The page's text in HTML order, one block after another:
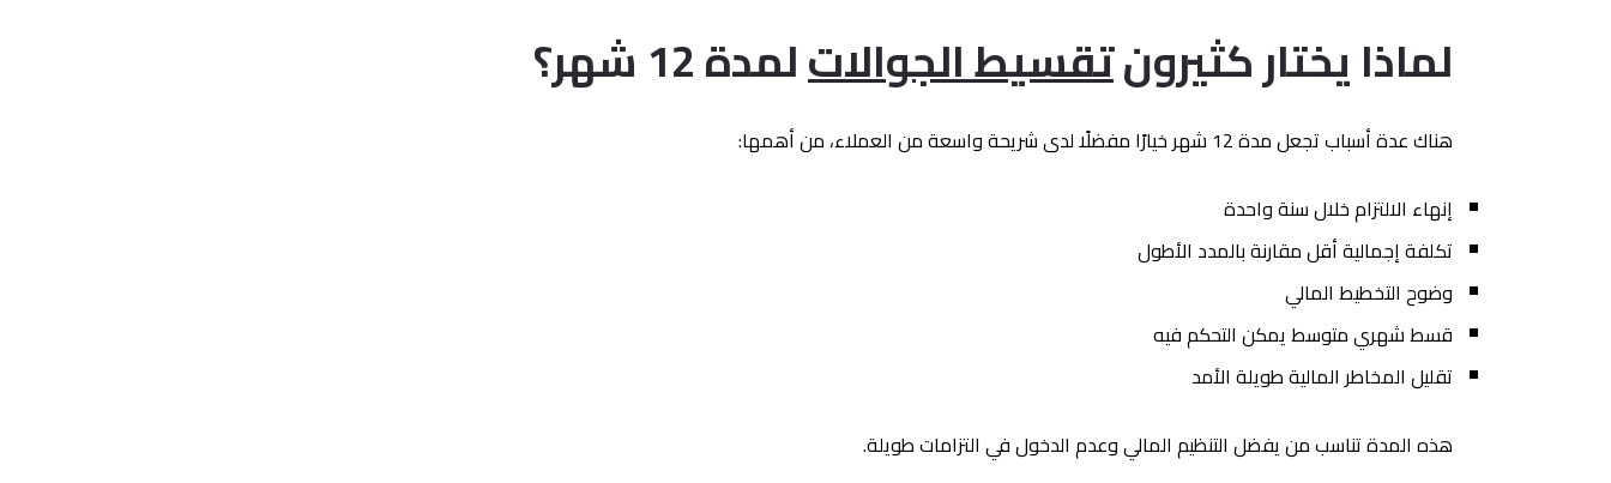
لماذا يختار كثيرونتقسيط الجوالاتلمدة 12 شهر؟
هناك عدة أسباب تجعل مدة 12 شهر خيارًا مفضلًا لدى شريحة واسعة من العملاء، من أهمها:
إنهاء الالتزام خلال سنة واحدة
تكلفة إجمالية أقل مقارنة بالمدد الأطول
وضوح التخطيط المالي
قسط شهري متوسط يمكن التحكم فيه
تقليل المخاطر المالية طويلة الأمد
هذه المدة تناسب من يفضل التنظيم المالي وعدم الدخول في التزامات طويلة.